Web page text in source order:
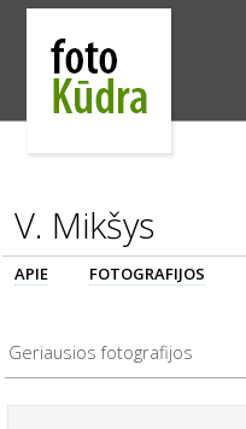
V. Mikšys
APIE FOTOGRAFIJOS
Geriausios fotografijos